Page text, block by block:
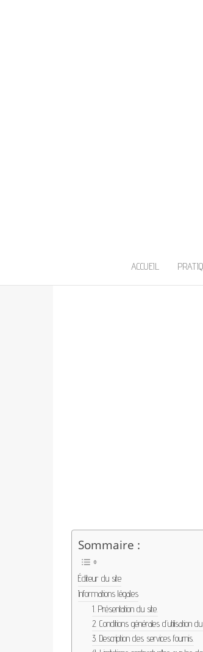
ACCUEIL
Sommaire :
Éditeur du site
Informations légales
1. Présentation du site.
2. Conditions générales d’utilisation
3. Description des services fournis.